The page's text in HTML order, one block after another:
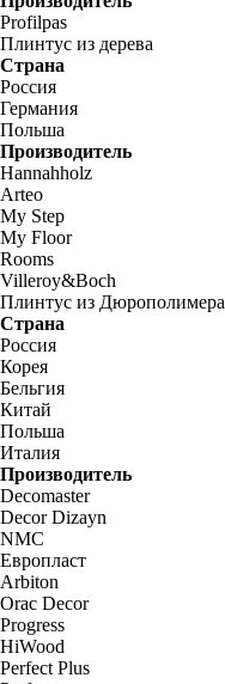
Profilpas
Плинтус из дерева
Страна
Россия
Германия
Польша
Производитель
Hannahholz
Arteo
My Step
My Floor
Rooms
Villeroy&Boch
Плинтус из Дюрополимера
Страна
Россия
Корея
Бельгия
Китай
Польша
Италия
Производитель
Decomaster
Decor Dizayn
NMC
Европласт
Arbiton
Orac Decor
Progress
HiWood
Perfect Plus